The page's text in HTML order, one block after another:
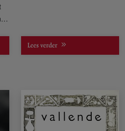
Lees verder